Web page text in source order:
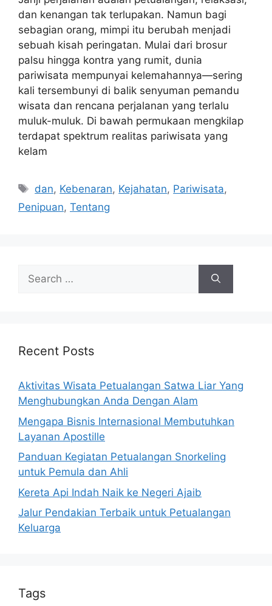
dan kenangan tak terlupakan. Namun bagi
sebagian orang, mimpi itu berubah menjadi
sebuah kisah peringatan. Mulai dari brosur
palsu hingga kontra yang rumit, dunia
pariwisata mempunyai kelemahannya—sering
kali tersembunyi di balik senyuman pemandu
wisata dan rencana perjalanan yang terlalu
muluk-muluk. Di bawah permukaan mengkilap
terdapat spektrum realitas pariwisata yang
kelam
Tags
dan, Kebenaran, Kejahatan, Pariwisata,
Penipuan, Tentang
Search
for:
Recent Posts
Aktivitas Wisata Petualangan Satwa Liar Yang
Menghubungkan Anda Dengan Alam
Mengapa Bisnis Internasional Membutuhkan
Layanan Apostille
Panduan Kegiatan Petualangan Snorkeling
untuk Pemula dan Ahli
Kereta Api Indah Naik ke Negeri Ajaib
Jalur Pendakian Terbaik untuk Petualangan
Keluarga
Tags